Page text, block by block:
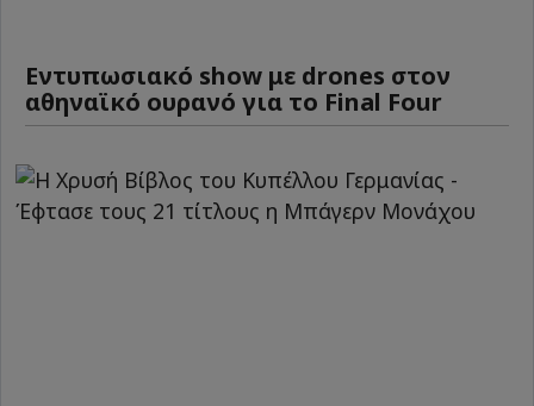
Εντυπωσιακό show με drones στον
αθηναϊκό ουρανό για το Final Four